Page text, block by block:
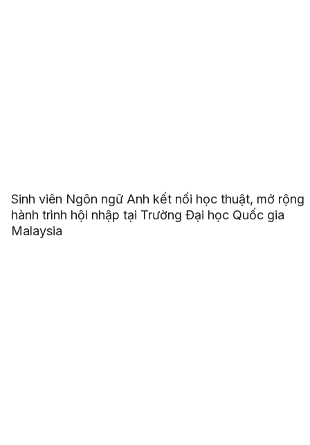
Sinh viên Ngôn ngữ Anh kết nối học thuật, mở rộng
hành trình hội nhập tại Trường Đại học Quốc gia
Malaysia